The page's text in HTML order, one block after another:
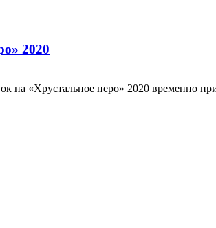
2020
на «Хрустальное перо» 2020 временно